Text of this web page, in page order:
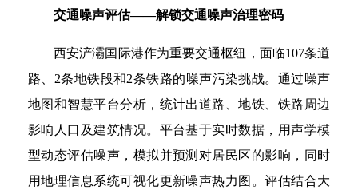
交通噪声评估——解锁交通噪声治理密码
西安浐灞国际港作为重要交通枢纽，面临107条道
路、2条地铁段和2条铁路的噪声污染挑战。通过噪声
地图和智慧平台分析，统计出道路、地铁、铁路周边
影响人口及建筑情况。平台基于实时数据，用声学模
型动态评估噪声，模拟并预测对居民区的影响，同时
用地理信息系统可视化更新噪声热力图。评估结合大